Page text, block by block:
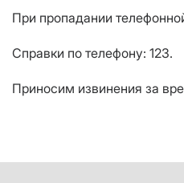
При пропадании
Справки по телефону: 123.
Приносим извинения за